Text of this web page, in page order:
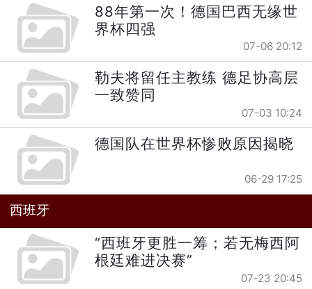
88年第一次！德国巴西无缘世
界杯四强
07-06 20:12
勒夫将留任主教练 德足协高层
一致赞同
07-03 10:24
德国队在世界杯惨败原因揭晓
06-29 17:25
西班牙
“西班牙更胜一筹；若无梅西阿
根廷难进决赛”
07-23 20:45